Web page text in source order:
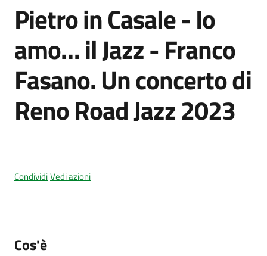
Vivere
l'Unione
Menu selezionato
Amministrazione
gli
Seguici
Pietro in Casale - Io
amo… il Jazz - Franco
Fasano. Un concerto di
Reno Road Jazz 2023
CondividiVedi azioni
Cos'è